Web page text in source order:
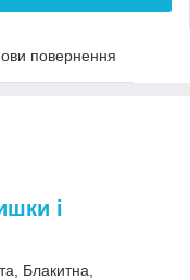
повернення
і
Блакитна,